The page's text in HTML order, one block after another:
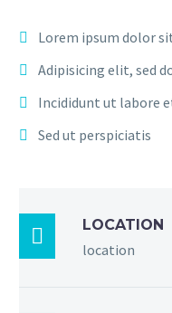
Lorem ipsum dolor
Adipisicing elit, sed
Incididunt ut labore
Sed ut perspiciatis
 LOCATION
location